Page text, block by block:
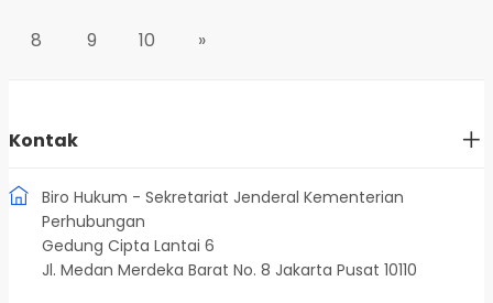
8 9 10 »
Kontak
Biro Hukum - Sekretariat Jenderal Kementerian
Perhubungan
Gedung Cipta Lantai 6
Jl. Medan Merdeka Barat No. 8 Jakarta Pusat 10110